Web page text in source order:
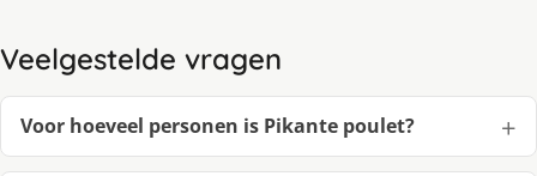
Veelgestelde vragen
Voor hoeveel personen is Pikante poulet?